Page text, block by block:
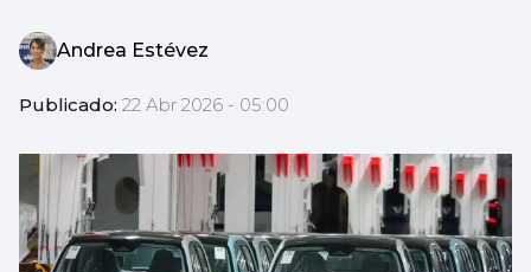
Andrea Estévez
Publicado: 22 Abr 2026 - 05:00